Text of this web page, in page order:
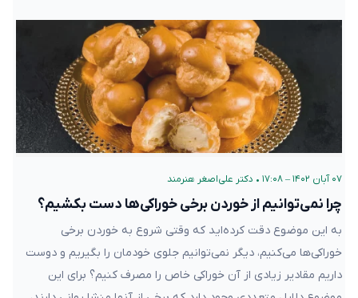
۰۷ آبان ۱۴۰۲ – ۱۷:۰۸ • دکتر علی‌اصغر هنرمند
چرا نمی‌توانیم از خوردن برخی خوراکی‌ها دست بکشیم؟
به این موضوع دقت کرده‌اید که وقتی شروع به خوردن برخی
خوراکی‌ها می‌کنیم، دیگر نمی‌توانیم جلوی خودمان را بگیریم و دوست
داریم مقادیر زیادی از آن خوراکی خاص را مصرف کنیم؟ برای این